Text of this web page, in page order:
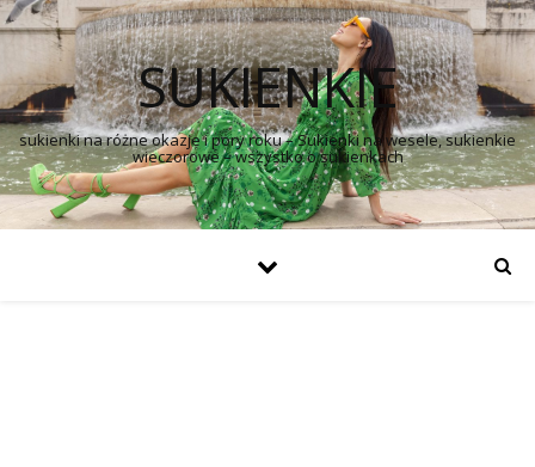
SUKIENKIE
sukienki na różne okazje i pory roku – Sukienki na wesele, sukienkie
wieczorowe – wszystko o sukienkach